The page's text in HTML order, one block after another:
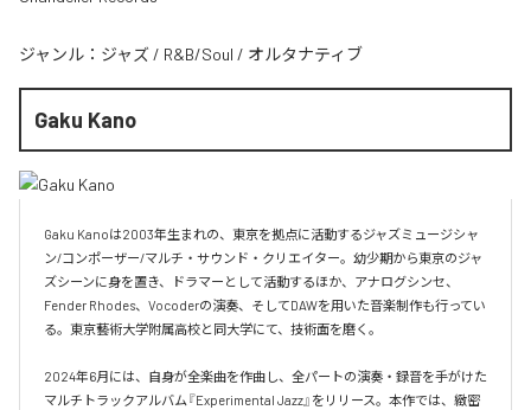
ジャンル： ジャズ / R&B/Soul / オルタナティブ
Gaku Kano
Gaku Kanoは2003年生まれの、東京を拠点に活動するジャズミュージシャ
ン/コンポーザー/マルチ・サウンド・クリエイター。幼少期から東京のジャ
ズシーンに身を置き、ドラマーとして活動するほか、アナログシンセ、
Fender Rhodes、Vocoderの演奏、そしてDAWを用いた音楽制作も行ってい
る。東京藝術大学附属高校と同大学にて、技術面を磨く。
2024年6月には、自身が全楽曲を作曲し、全パートの演奏・録音を手がけた
マルチトラックアルバム『Experimental Jazz』をリリース。本作では、緻密